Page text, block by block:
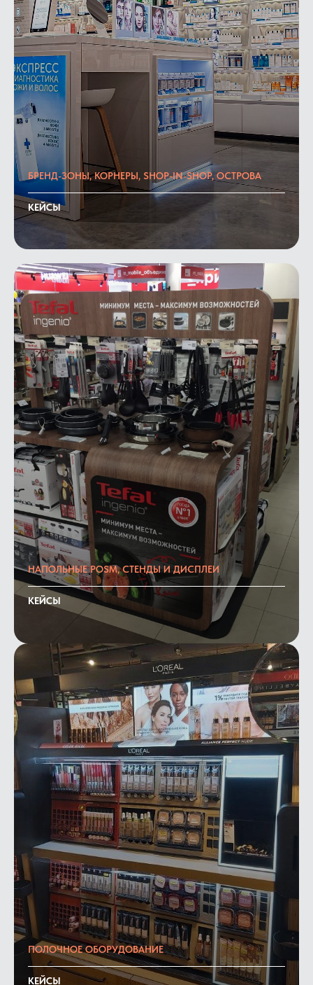
БРЕНД-ЗОНЫ, КОРНЕРЫ, SHOP-IN-SHOP, ОСТРОВА
КЕЙСЫ
НАПОЛЬНЫЕ POSM, СТЕНДЫ И ДИСПЛЕИ
КЕЙСЫ
ПОЛОЧНОЕ ОБОРУДОВАНИЕ
КЕЙСЫ